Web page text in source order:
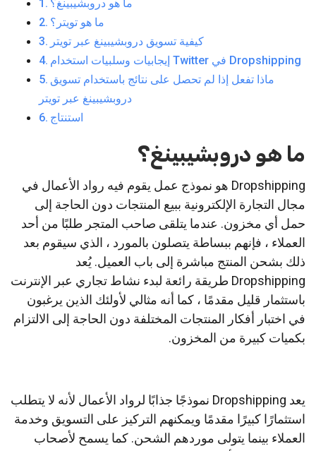
ما هو دروبشيبينغ؟
ما هو تويتر؟
كيفية تسويق دروبشيبينغ عبر تويتر
إيجابيات وسلبيات استخدام Twitter في Dropshipping
ماذا تفعل إذا لم تحصل على نتائج باستخدام تسويق
دروبشيبينغ عبر تويتر
استنتاج
ما هو دروبشيبينغ؟
Dropshipping هو نموذج عمل يقوم فيه رواد الأعمال في
مجال التجارة الإلكترونية ببيع المنتجات دون الحاجة إلى
حمل أي مخزون. عندما يتلقى صاحب المتجر طلبًا من أحد
العملاء ، فإنهم ببساطة يتصلون بالمورد ، الذي سيقوم بعد
ذلك بشحن المنتج مباشرة إلى باب العميل. يُعد
Dropshipping طريقة رائعة لبدء نشاط تجاري عبر الإنترنت
باستثمار قليل مقدمًا ، كما أنه مثالي لأولئك الذين يرغبون
في اختبار أفكار المنتجات المختلفة دون الحاجة إلى الالتزام
بكميات كبيرة من المخزون.
يعد Dropshipping نموذجًا جذابًا لرواد الأعمال لأنه لا يتطلب
استثمارًا كبيرًا مقدمًا ويمكنهم التركيز على التسويق وخدمة
العملاء بينما يتولى موردهم الشحن. كما يسمح لأصحاب